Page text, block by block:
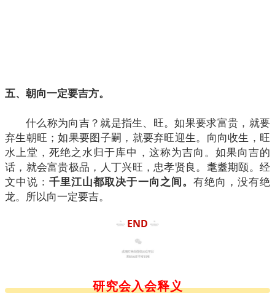
五、朝向一定要吉方。
什么称为向吉？就是指生、旺。如果要求富贵，就要
弃生朝旺；如果要图子嗣，就要弃旺迎生。向向收生，旺
水上堂，死绝之水归于库中，这称为吉向。如果向吉的
话，就会富贵极品，人丁兴旺，忠孝贤良。耄耋期颐。经
文中说：千里江山都取决于一向之间。 有绝向，没有绝
龙。所以向一定要吉。
END
研究会入会释义